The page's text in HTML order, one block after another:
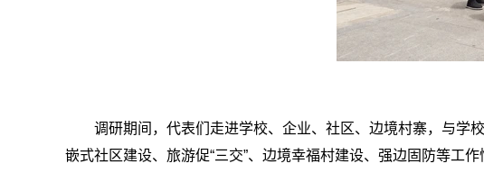
调研期间，代表们走进学校、企业、社区、边境村寨，与学
嵌式社区建设、旅游促“三交”、边境幸福村建设、强边固防等工作